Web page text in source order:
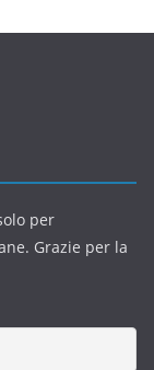
per
Grazie per la